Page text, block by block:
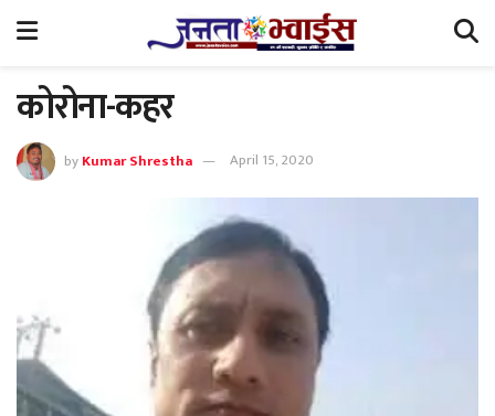
कोरोना-कहर
byKumar Shrestha April 15, 2020